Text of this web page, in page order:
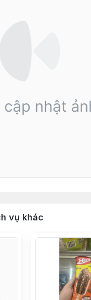
vụ khác